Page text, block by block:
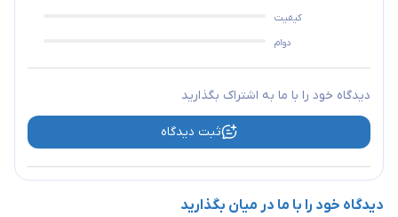
کیفیت
دوام
دیدگاه خود را با ما به اشتراک بگذارید
ثبت دیدگاه
دیدگاه خود را با ما در میان بگذارید